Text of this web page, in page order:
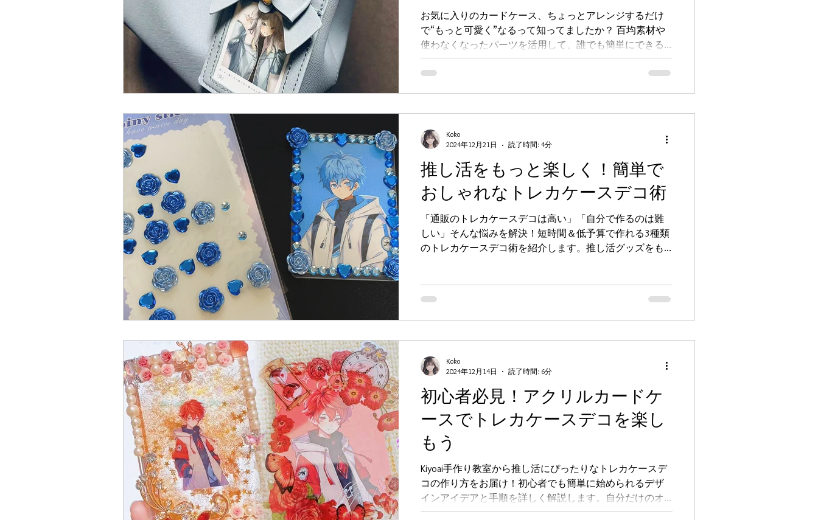
ース編
お気に入りのカードケース、ちょっとアレンジするだけ
で“もっと可愛く”なるって知ってましたか？ 百均素材や
使わなくなったパーツを活用して、誰でも簡単にできる
「微アレンジDIY術」をご紹介。 推し活をもっと楽しみた
いあなたにぴったりのアイデア集です。
推し活をもっと楽しく！簡単で
おしゃれなトレカケースデコ術
「通販のトレカケースデコは高い」「自分で作るのは難
しい」そんな悩みを解決！短時間＆低予算で作れる3種類
のトレカケースデコ術を紹介します。推し活グッズをも
Koko
2024年12月21日
読了時間: 4分
初心者必見！アクリルカードケ
ースでトレカケースデコを楽し
もう
Kiyoai手作り教室から推し活にぴったりなトレカケースデ
コの作り方をお届け！初心者でも簡単に始められるデザ
インアイデアと手順を詳しく解説します。自分だけのオ
リジナルグッズで特別な瞬間を楽しみませんか？
Koko
2024年12月14日
読了時間: 6分